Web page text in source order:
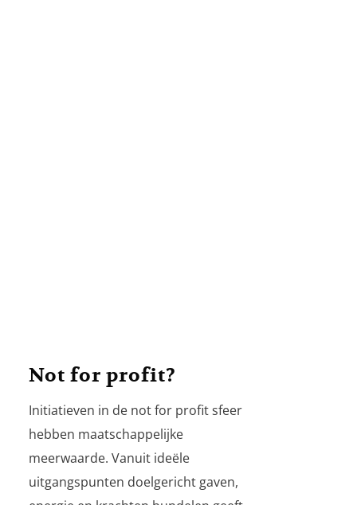
Not for profit?
Initiatieven in de not for profit sfeer
hebben maatschappelijke
meerwaarde. Vanuit ideële
uitgangspunten doelgericht gaven,